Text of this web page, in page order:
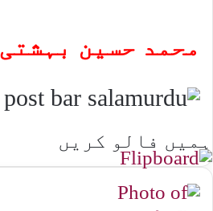
محمد حسین بہشتی
ہمیں فالو کریں